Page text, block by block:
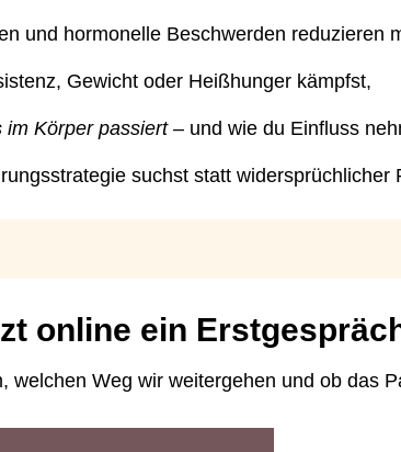
und hormonelle Beschwerden reduzieren
Gewicht oder Heißhunger kämpfst,
im Körper passiert– und wie du Einfluss
suchst statt widersprüchlicher
online ein
welchen Weg wir weitergehen und ob das